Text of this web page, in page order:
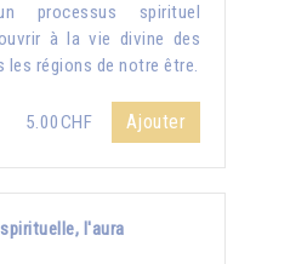
processus spirituel
à la vie divine des
régions de notre être.
5.00CHF Ajouter
l'aura